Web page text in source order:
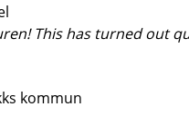
This has turned out
kommun